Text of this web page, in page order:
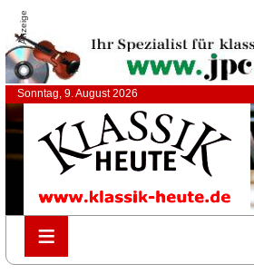
Anzeige
Sonntag, 9. August 2026
≡
≡